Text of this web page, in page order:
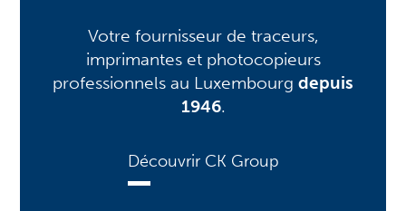
Votre fournisseur de traceurs,
imprimantes et photocopieurs
professionnels au Luxembourg depuis
1946.
Découvrir CK Group